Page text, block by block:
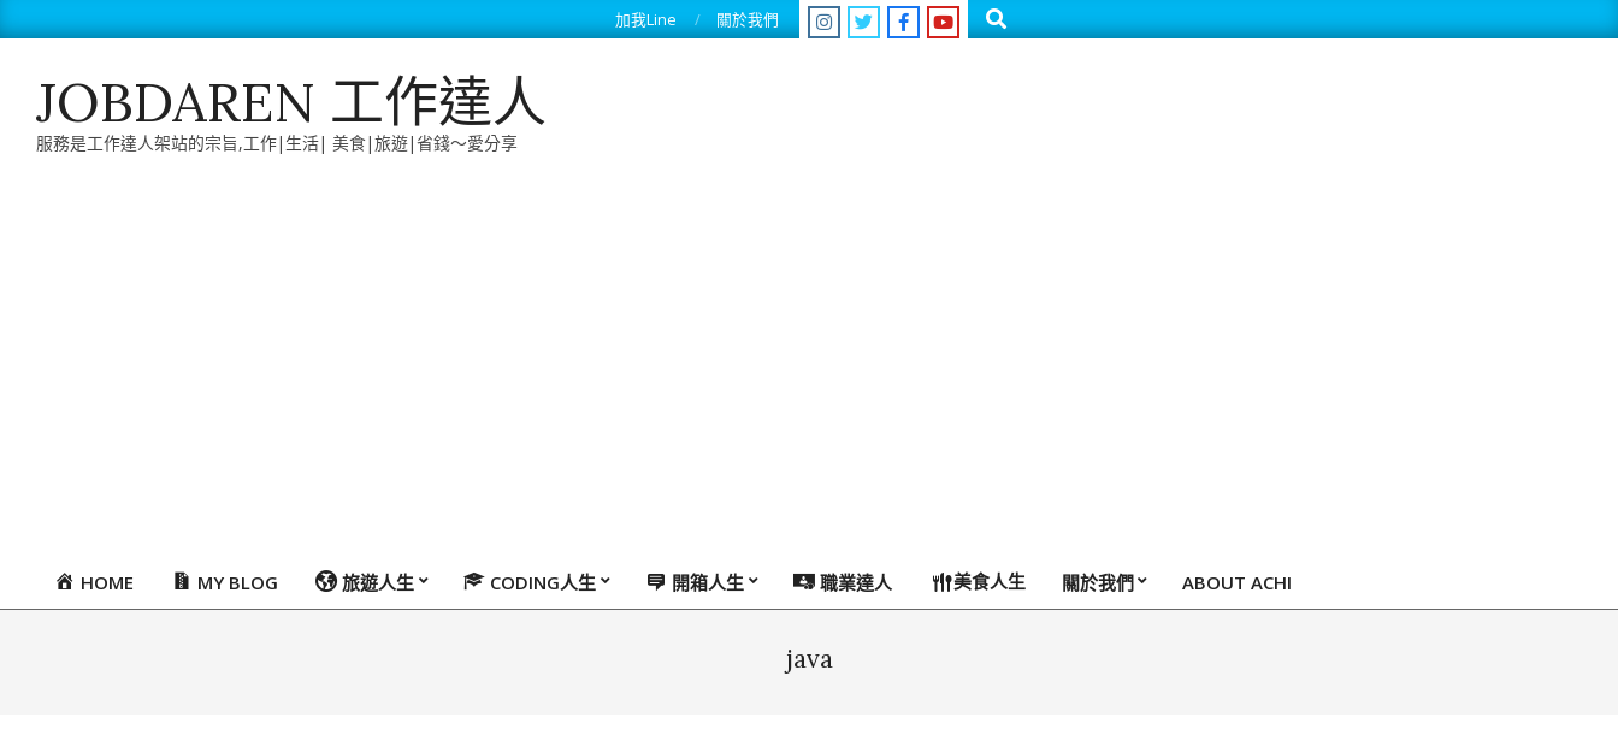
to
加我Line 關於我們 Search
JOBDAREN 工作達人
服務是工作達人架站的宗旨,工作|生活| 美食|旅遊|省錢～愛分享
PrimaryHOME MY BLOG 旅遊人生 CODING人生 開箱人生 職業達人 美食人生 關於我們 ABOUT ACHI
java